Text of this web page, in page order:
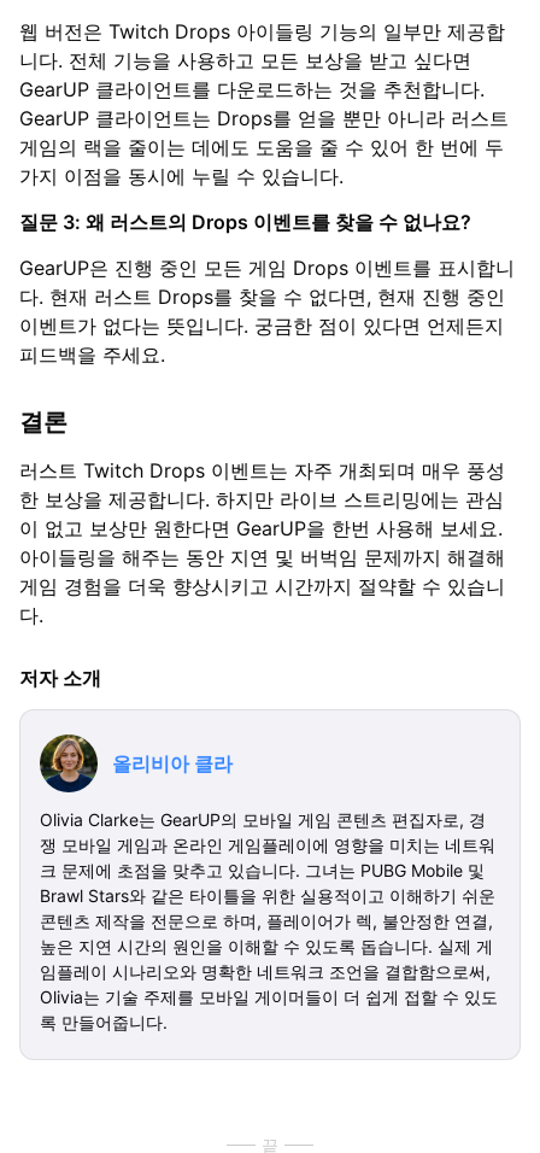
웹 버전은 Twitch Drops 아이들링 기능의 일부만 제공합
니다. 전체 기능을 사용하고 모든 보상을 받고 싶다면
GearUP 클라이언트를 다운로드하는 것을 추천합니다.
GearUP 클라이언트는 Drops를 얻을 뿐만 아니라 러스트
게임의 랙을 줄이는 데에도 도움을 줄 수 있어 한 번에 두
가지 이점을 동시에 누릴 수 있습니다.
질문 3: 왜 러스트의 Drops 이벤트를 찾을 수 없나요?
GearUP은 진행 중인 모든 게임 Drops 이벤트를 표시합니
다. 현재 러스트 Drops를 찾을 수 없다면, 현재 진행 중인
이벤트가 없다는 뜻입니다. 궁금한 점이 있다면 언제든지
피드백을 주세요.
결론
러스트 Twitch Drops 이벤트는 자주 개최되며 매우 풍성
한 보상을 제공합니다. 하지만 라이브 스트리밍에는 관심
이 없고 보상만 원한다면 GearUP을 한번 사용해 보세요.
아이들링을 해주는 동안 지연 및 버벅임 문제까지 해결해
게임 경험을 더욱 향상시키고 시간까지 절약할 수 있습니
다.
저자 소개
올리비아 클라
Olivia Clarke는 GearUP의 모바일 게임 콘텐츠 편집자로, 경
쟁 모바일 게임과 온라인 게임플레이에 영향을 미치는 네트워
크 문제에 초점을 맞추고 있습니다. 그녀는 PUBG Mobile 및
Brawl Stars와 같은 타이틀을 위한 실용적이고 이해하기 쉬운
콘텐츠 제작을 전문으로 하며, 플레이어가 렉, 불안정한 연결,
높은 지연 시간의 원인을 이해할 수 있도록 돕습니다. 실제 게
임플레이 시나리오와 명확한 네트워크 조언을 결합함으로써,
Olivia는 기술 주제를 모바일 게이머들이 더 쉽게 접할 수 있도
록 만들어줍니다.
끝